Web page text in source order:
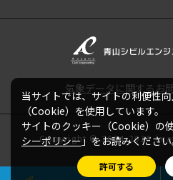
気象データに関するお
Copyright © 2024-2026
当サイトでは、サイトの利便性
（Cookie）を使用しています。
サイトのクッキー（Cookie）の
シーポリシー」をお読みくださ
許可する